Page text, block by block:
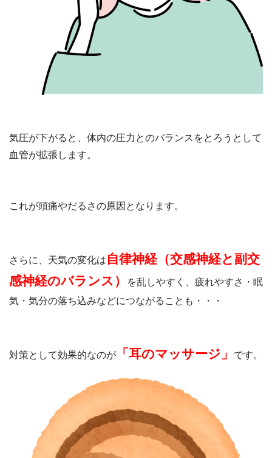
気圧が下がると、体内の圧力とのバランスをとろうとして
血管が拡張します。
これが頭痛やだるさの原因となります。
さらに、天気の変化は自律神経（交感神経と副交
感神経のバランス）
を乱しやすく、疲れやすさ・眠
気・気分の落ち込みなどにつながることも・・・
対策として効果的なのが 「耳のマッサージ」 です。